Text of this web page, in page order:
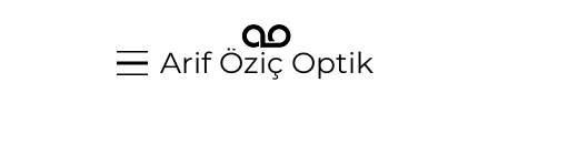
Arif Öziç Optik
Arif Öziç Optik